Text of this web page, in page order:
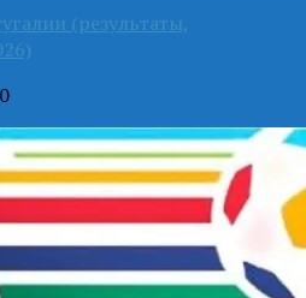
(результаты,